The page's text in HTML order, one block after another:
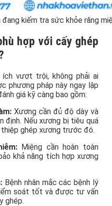
kiếm tra sức khỏe răng
hợp với cấy ghép
vượt trội, không phải ai
phương pháp này ngay lập
giá kỹ càng bao gồm:
Xương cần đủ độ dày và
Nếu xương bị tiêu quá
ghép xương trước đó.
Miệng cần hoàn toàn
khả năng tích hợp xương
Bệnh nhân mắc các bệnh lý
soát tốt và được tư vấn
ghép.